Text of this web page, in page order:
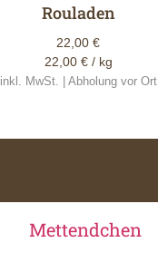
Rouladen
22,00 €
22,00 €/ kg
inkl. MwSt. | Abholung vor Ort